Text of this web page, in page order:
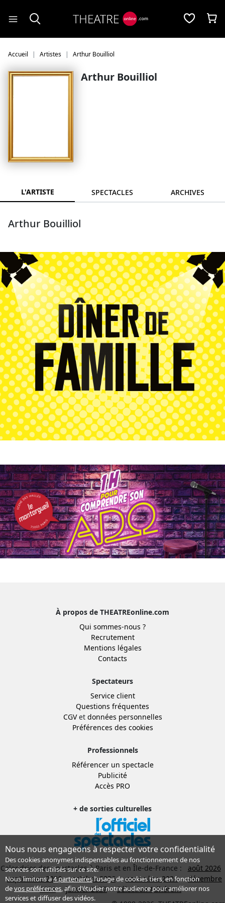
Accueil Artistes Arthur Bouilliol
Arthur Bouilliol
L'ARTISTE SPECTACLES ARCHIVES
Arthur Bouilliol
À propos de THEATREonline.com
Qui sommes-nous ?
Recrutement
Mentions légales
Contacts
Spectateurs
Service client
Questions fréquentes
CGVet données personnelles
Préférences des cookies
Professionnels
Référencer un spectacle
Publicité
Accès PRO
+ de sorties culturelles
Calendrier des spectacles à Paris et en Île-de-France :
août 2026
septembre 2026
octobre 2026 novembre 2026
décembre
2026
janvier 2027
Sélection Adhérent
Nous nous engageons à respecter votre confidentialité
Des cookies anonymes indispensables au fonctionnement de nos
services sont utilisés sur ce site.
Nous limitons à4 partenairesl’usage de cookies tiers, en fonction
devos préférences, afin d'étudier notre audience pour améliorer nos
services et diffuser des vidéos.